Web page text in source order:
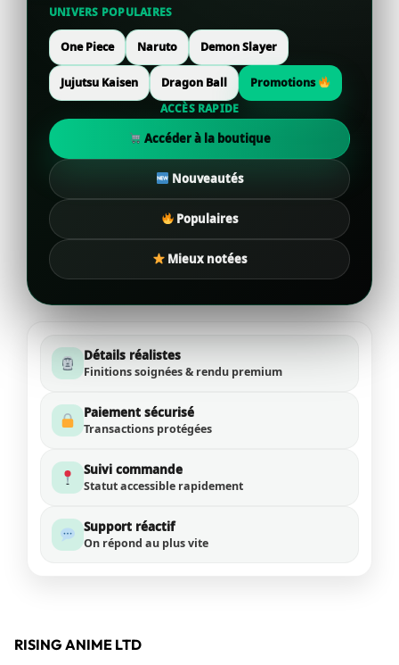
UNIVERS POPULAIRES
One Piece Naruto Demon Slayer
Jujutsu Kaisen Dragon Ball
Promotions
ACCÈS RAPIDE
Accéder à la boutique
Nouveautés
Populaires
Mieux notées
Détails réalistes
Finitions soignées & rendu premium
Paiement sécurisé
Transactions protégées
Suivi commande
Statut accessible rapidement
Support réactif
On répond au plus vite
RISING ANIME LTD